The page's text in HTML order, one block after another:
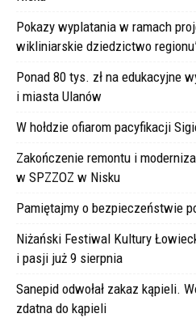
Pokazy wyplatania w ramach
wikliniarskie dziedzictwo
Ponad 80 tys. zł na edukacyjne
i miasta Ulanów
W hołdzie ofiarom pacyfikacji
Zakończenie remontu i
w SPZZOZ w Nisku
Pamiętajmy o bezpieczeństwie
Niżański Festiwal Kultury
i pasji już 9 sierpnia
Sanepid odwołał zakaz kąpieli.
zdatna do kąpieli